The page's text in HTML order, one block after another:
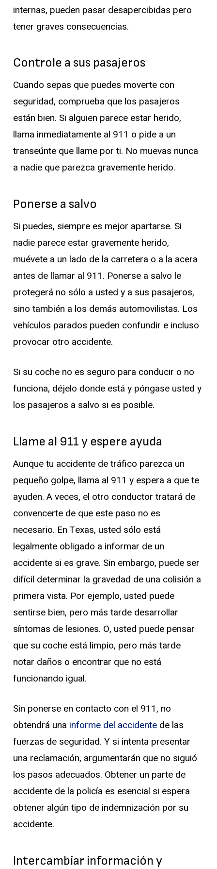
internas, pueden pasar desapercibidas pero
tener graves consecuencias.
Controle a sus pasajeros
Cuando sepas que puedes moverte con
seguridad, comprueba que los pasajeros
están bien. Si alguien parece estar herido,
llama inmediatamente al 911 o pide a un
transeúnte que llame por ti. No muevas nunca
a nadie que parezca gravemente herido.
Ponerse a salvo
Si puedes, siempre es mejor apartarse. Si
nadie parece estar gravemente herido,
muévete a un lado de la carretera o a la acera
antes de llamar al 911. Ponerse a salvo le
protegerá no sólo a usted y a sus pasajeros,
sino también a los demás automovilistas. Los
vehículos parados pueden confundir e incluso
provocar otro accidente.
Si su coche no es seguro para conducir o no
funciona, déjelo donde está y póngase usted y
los pasajeros a salvo si es posible.
Llame al 911 y espere ayuda
Aunque tu accidente de tráfico parezca un
pequeño golpe, llama al 911 y espera a que te
ayuden. A veces, el otro conductor tratará de
convencerte de que este paso no es
necesario. En Texas, usted sólo está
legalmente obligado a informar de un
accidente si es grave. Sin embargo, puede ser
difícil determinar la gravedad de una colisión a
primera vista. Por ejemplo, usted puede
sentirse bien, pero más tarde desarrollar
síntomas de lesiones. O, usted puede pensar
que su coche está limpio, pero más tarde
notar daños o encontrar que no está
funcionando igual.
Sin ponerse en contacto con el 911, no
obtendrá una informe del accidentede las
fuerzas de seguridad. Y si intenta presentar
una reclamación, argumentarán que no siguió
los pasos adecuados. Obtener un parte de
accidente de la policía es esencial si espera
obtener algún tipo de indemnización por su
accidente.
Intercambiar información y